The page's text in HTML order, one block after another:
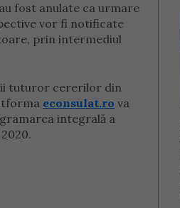
fost anulate ca urmare
vor fi notificate
prin intermediul
tuturor cererilor din
econsulat.ro va
integrală a